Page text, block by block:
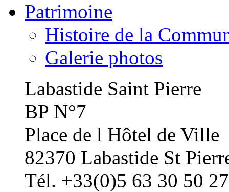
Patrimoine
Histoire de la
Galerie photos
Labastide Saint Pierre
BP N°7
Place de l Hôtel de Ville
82370 Labastide St
Tél. +33(0)5 63 30 50 27